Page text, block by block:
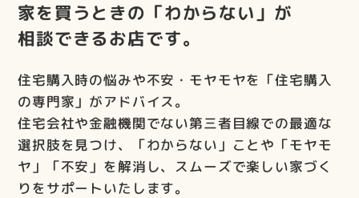
家を買うときの「わからない」が
相談できるお店です。
住宅購入時の悩みや不安・モヤモヤを「住宅購入
の専門家」がアドバイス。
住宅会社や金融機関でない第三者目線での最適な
選択肢を見つけ、「わからない」ことや「モヤモ
ヤ」「不安」を解消し、スムーズで楽しい家づく
りをサポートいたします。